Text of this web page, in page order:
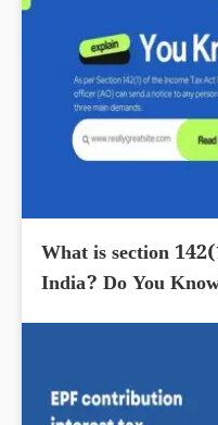
What is section
India? Do You